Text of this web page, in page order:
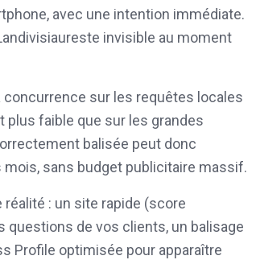
avec une intention immédiate.
reste invisible au moment
concurrence sur les requêtes locales
plus faible que sur les grandes
balisée peut donc
mois, sans budget publicitaire massif.
: un site rapide (score
questions de vos clients, un balisage
Profile optimisée pour apparaître